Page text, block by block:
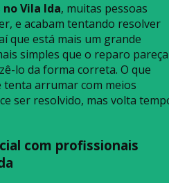
no Vila Ida, muitas pessoas
e acabam tentando resolver
que está mais um grande
simples que o reparo pareça
lo da forma correta. O que
tenta arrumar com meios
ser resolvido, mas volta
com profissionais